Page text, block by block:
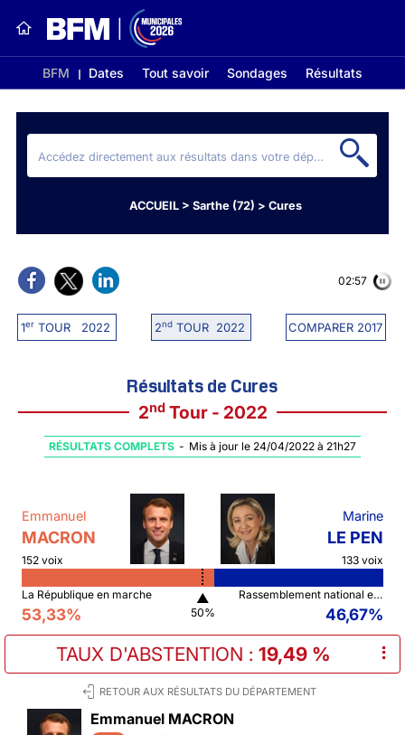
BFM Dates Tout savoir Sondages Résultats
ACCUEIL> Sarthe (72) > Cures
1erTOUR 2022 2ndTOUR 2022 COMPARER 2017
02:56
Résultats de Cures
2ndTour - 2022
RÉSULTATS COMPLETS - Mis à jour le 24/04/2022 à 21h27
Emmanuel
MACRON
152 voix
Marine
LE PEN
133 voix
La République en marche
53,33%
▲
50%
Rassemblement national et ses alliés
46,67%
TAUX D'ABSTENTION : 19,49 % ⠇
RETOUR AUX RÉSULTATS DU DÉPARTEMENT
Emmanuel MACRON